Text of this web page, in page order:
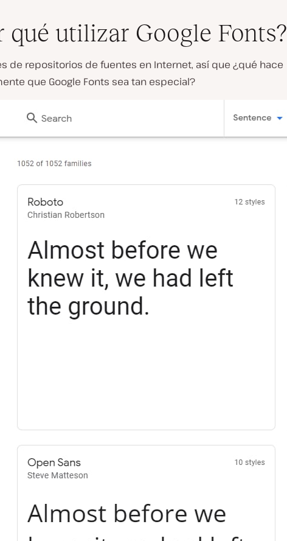
qué utilizar Google Fonts?
de repositorios de fuentes en Internet, así que ¿qué hace
que Google Fonts sea tan especial?